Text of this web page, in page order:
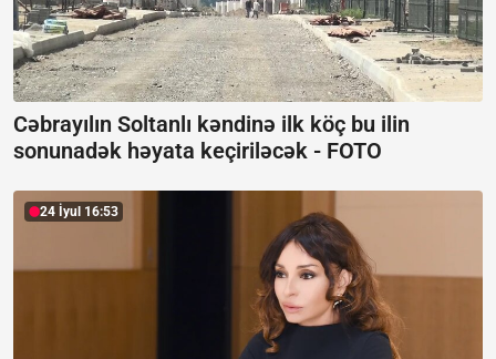
Cəbrayılın Soltanlı kəndinə ilk köç bu ilin
sonunadək həyata keçiriləcək - FOTO
24 İyul 16:53